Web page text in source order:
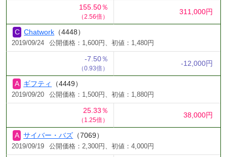
155.50％
（2.56倍）
311,000円
Chatwork （4448）
2019/09/24 公開価格：1,600円、初値：1,480円
-7.50％
（0.93倍）
-12,000円
ギフティ （4449）
2019/09/20 公開価格：1,500円、初値：1,880円
25.33％
（1.25倍）
38,000円
サイバー・バズ （7069）
2019/09/19 公開価格：2,300円、初値：4,000円